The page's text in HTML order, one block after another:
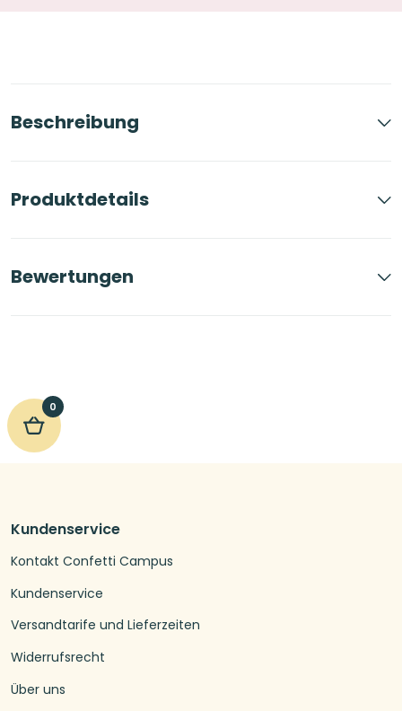
Beschreibung
Produktdetails
Bewertungen
0
Kundenservice
Kontakt Confetti Campus
Kundenservice
Versandtarife und Lieferzeiten
Widerrufsrecht
Über uns